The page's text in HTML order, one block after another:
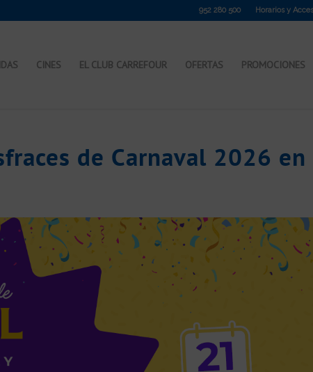
952 280 500 Horarios y
CINES EL CLUB CARREFOUR OFERTAS PROMOCIONES
de Carnaval 2026 en